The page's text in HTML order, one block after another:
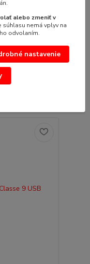
Stea...
alebo zmeniť v
súhlasu nemá vplyv na
odvolaním.
nastavenie